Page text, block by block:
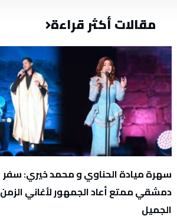
مقالات أكثر قراءة
سهرة ميادة الحناوي و محمد خيري: سفر
دمشقي ممتع أعاد الجمهور لأغاني الزمن
الجميل